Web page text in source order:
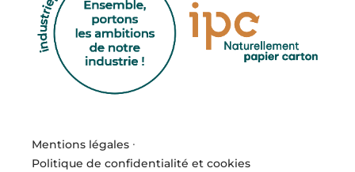
Mentions légales ·
Politique de confidentialité et cookies